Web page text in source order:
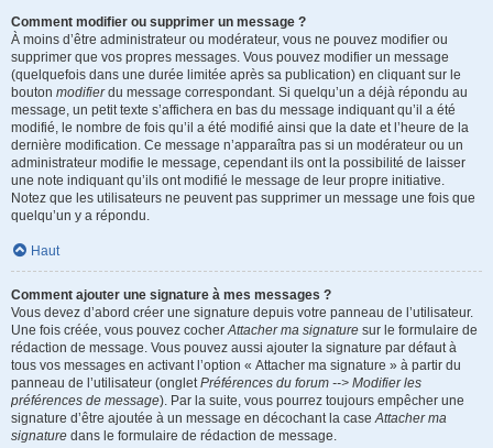
Comment modifier ou supprimer un message ?
À moins d’être administrateur ou modérateur, vous ne pouvez modifier ou
supprimer que vos propres messages. Vous pouvez modifier un message
(quelquefois dans une durée limitée après sa publication) en cliquant sur le
bouton modifierdu message correspondant. Si quelqu’un a déjà répondu au
message, un petit texte s’affichera en bas du message indiquant qu’il a été
modifié, le nombre de fois qu’il a été modifié ainsi que la date et l’heure de la
dernière modification. Ce message n’apparaîtra pas si un modérateur ou un
administrateur modifie le message, cependant ils ont la possibilité de laisser
une note indiquant qu’ils ont modifié le message de leur propre initiative.
Notez que les utilisateurs ne peuvent pas supprimer un message une fois que
quelqu’un y a répondu.
Haut
Comment ajouter une signature à mes messages ?
Vous devez d’abord créer une signature depuis votre panneau de l’utilisateur.
Une fois créée, vous pouvez cocherAttacher ma signature sur le formulaire de
rédaction de message. Vous pouvez aussi ajouter la signature par défaut à
tous vos messages en activant l’option « Attacher ma signature » à partir du
panneau de l’utilisateur (ongletPréférences du forum --> Modifier les
préférences de message). Par la suite, vous pourrez toujours empêcher une
signature d’être ajoutée à un message en décochant la caseAttacher ma
signature dans le formulaire de rédaction de message.